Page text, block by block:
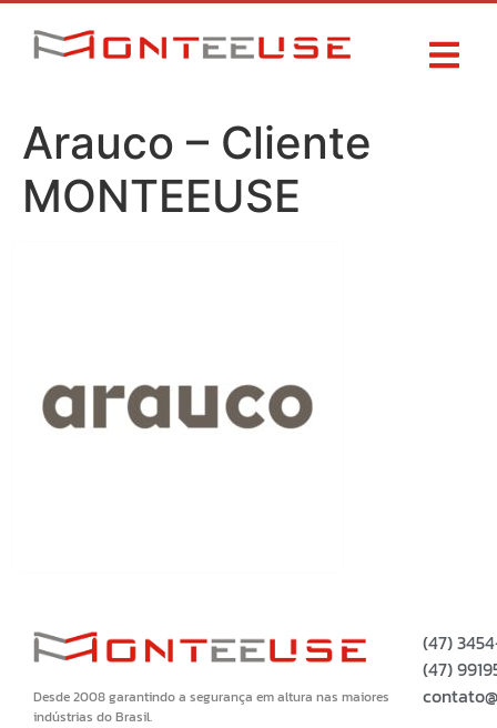
Arauco – Cliente
MONTEEUSE
Desde 2008 garantindo a segurança em altura nas maiores
indústrias do Brasil.
(47)
(47)